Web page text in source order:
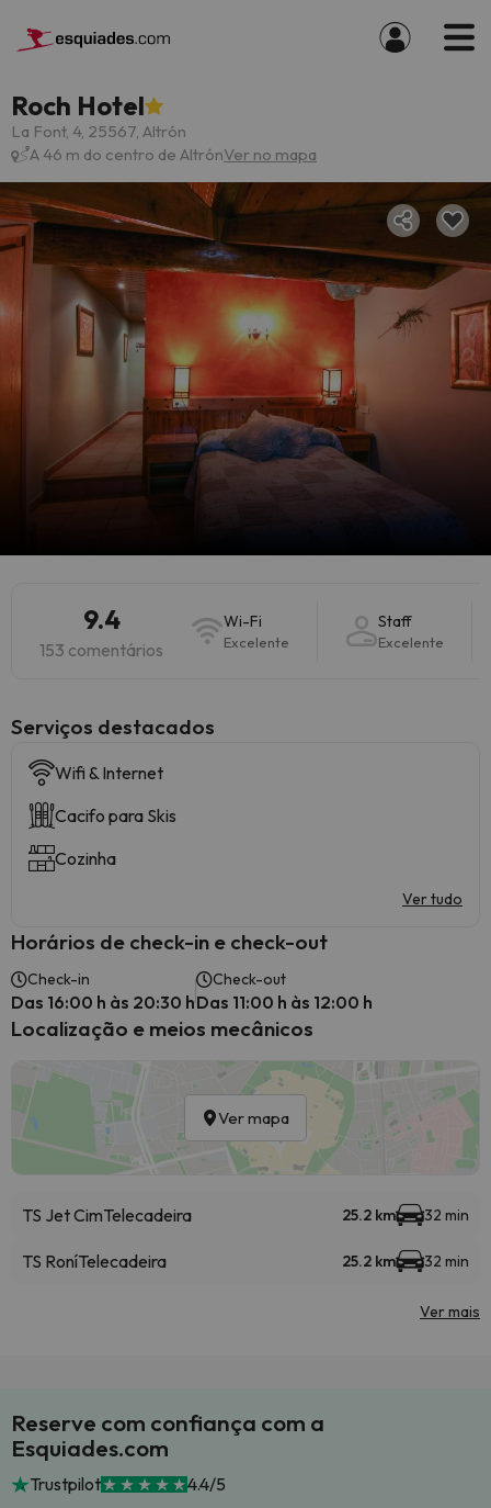
Roch Hotel
La Font, 4, 25567, Altrón
A 46 m do centro de AltrónVer no mapa
9.4
153 comentários
Wi-Fi
Excelente
Staff
Excelente
Serviços destacados
Wifi & Internet
Cacifo para Skis
Cozinha
Ver tudo
Horários de check-in e check-out
Check-in
Das 16:00 h às 20:30 h
Check-out
Das 11:00 h às 12:00 h
Localização e meios mecânicos
Ver mapa
TS Jet CimTelecadeira 25.2 km 32 min
TS RoníTelecadeira 25.2 km 32 min
Ver mais
Reserve com confiança com a
Esquiades.com
Trustpilot 4.4/5